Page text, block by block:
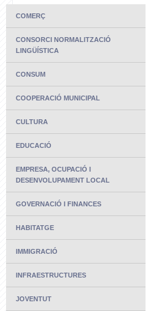
COMERÇ
CONSORCI NORMALITZACIÓ
LINGÜÍSTICA
CONSUM
COOPERACIÓ MUNICIPAL
CULTURA
EDUCACIÓ
EMPRESA, OCUPACIÓ I
DESENVOLUPAMENT LOCAL
GOVERNACIÓ I FINANCES
HABITATGE
IMMIGRACIÓ
INFRAESTRUCTURES
JOVENTUT